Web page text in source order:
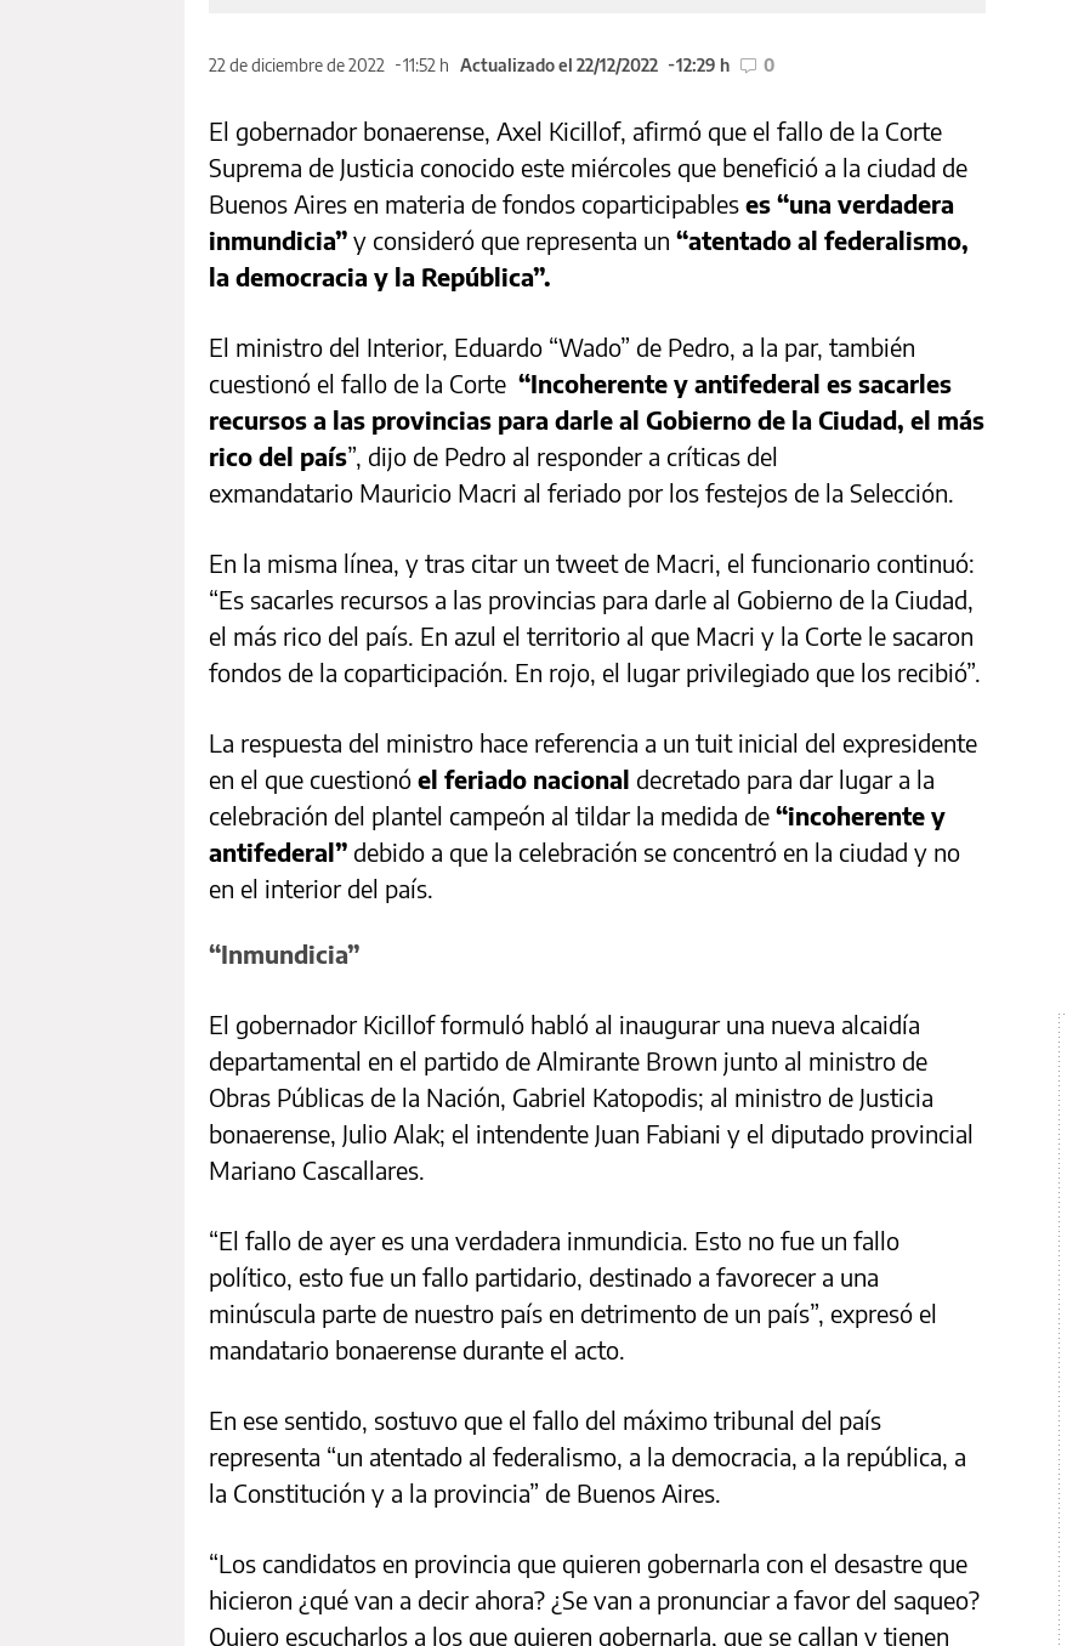
22 de diciembre de 2022 11:52 h Actualizado el 22/12/2022 12:29 h 0
El gobernador bonaerense, Axel Kicillof, afirmó que el fallo de la Corte
Suprema de Justicia conocido este miércoles que benefició a la ciudad de
Buenos Aires en materia de fondos coparticipables es “una verdadera
inmundicia” y consideró que representa un “atentado al federalismo,
la democracia y la República”.
El ministro del Interior, Eduardo “Wado” de Pedro, a la par, también
cuestionó el fallo de la Corte “Incoherente y antifederal es sacarles
recursos a las provincias para darle al Gobierno de la Ciudad, el más
rico del país”, dijo de Pedro al responder a críticas del
exmandatario Mauricio Macri al feriado por los festejos de la Selección.
En la misma línea, y tras citar un tweet de Macri, el funcionario continuó:
“Es sacarles recursos a las provincias para darle al Gobierno de la Ciudad,
el más rico del país. En azul el territorio al que Macri y la Corte le sacaron
fondos de la coparticipación. En rojo, el lugar privilegiado que los recibió”.
La respuesta del ministro hace referencia a un tuit inicial del expresidente
en el que cuestionó el feriado nacional decretado para dar lugar a la
celebración del plantel campeón al tildar la medida de “incoherente y
antifederal” debido a que la celebración se concentró en la ciudad y no
en el interior del país.
“Inmundicia”
El gobernador Kicillof formuló habló al inaugurar una nueva alcaidía
departamental en el partido de Almirante Brown junto al ministro de
Obras Públicas de la Nación, Gabriel Katopodis; al ministro de Justicia
bonaerense, Julio Alak; el intendente Juan Fabiani y el diputado provincial
Mariano Cascallares.
“El fallo de ayer es una verdadera inmundicia. Esto no fue un fallo
político, esto fue un fallo partidario, destinado a favorecer a una
minúscula parte de nuestro país en detrimento de un país”, expresó el
mandatario bonaerense durante el acto.
En ese sentido, sostuvo que el fallo del máximo tribunal del país
representa “un atentado al federalismo, a la democracia, a la república, a
la Constitución y a la provincia” de Buenos Aires.
“Los candidatos en provincia que quieren gobernarla con el desastre que
hicieron ¿qué van a decir ahora? ¿Se van a pronunciar a favor del saqueo?
Quiero escucharlos a los que quieren gobernarla, que se callan y tienen